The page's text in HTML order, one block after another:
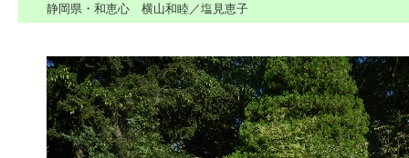
静岡県・和恵心 横山和睦／塩見恵子